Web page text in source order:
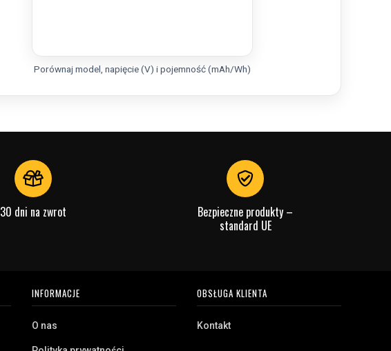
Porównaj model, napięcie (V) i pojemność (mAh/Wh)
30 dni na zwrot
Bezpieczne produkty –
standard UE
INFORMACJE
O nas
OBSŁUGA KLIENTA
Kontakt